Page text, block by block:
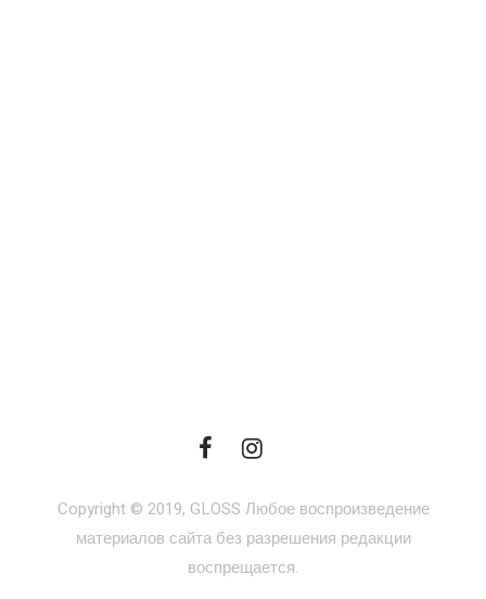
Copyright © 2019, GLOSS Любое воспроизведение
материалов сайта без разрешения редакции
воспрещается.